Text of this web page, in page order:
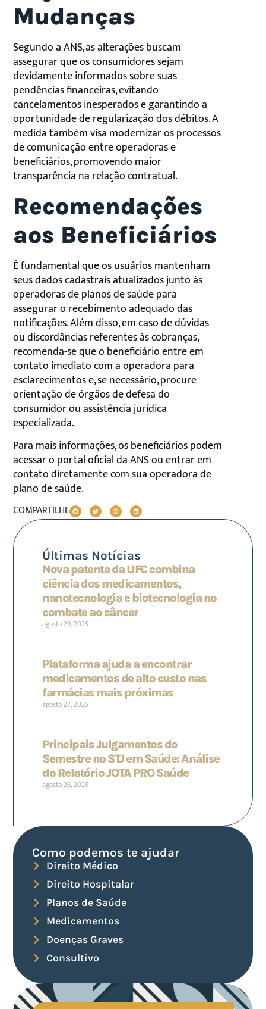
Mudanças
Segundo a ANS, as alterações buscam
assegurar que os consumidores sejam
devidamente informados sobre suas
pendências financeiras, evitando
cancelamentos inesperados e garantindo a
oportunidade de regularização dos débitos. A
medida também visa modernizar os processos
de comunicação entre operadoras e
beneficiários, promovendo maior
transparência na relação contratual.
Recomendações
aos Beneficiários
É fundamental que os usuários mantenham
seus dados cadastrais atualizados junto às
operadoras de planos de saúde para
assegurar o recebimento adequado das
notificações. Além disso, em caso de dúvidas
ou discordâncias referentes às cobranças,
recomenda-se que o beneficiário entre em
contato imediato com a operadora para
esclarecimentos e, se necessário, procure
orientação de órgãos de defesa do
consumidor ou assistência jurídica
especializada.
Para mais informações, os beneficiários podem
acessar o portal oficial da ANS ou entrar em
contato diretamente com sua operadora de
plano de saúde.
COMPARTILHE
Últimas Notícias
Nova patente da UFC combina
ciência dos medicamentos,
nanotecnologia e biotecnologia no
combate ao câncer
agosto 29, 2025
Plataforma ajuda a encontrar
medicamentos de alto custo nas
farmácias mais próximas
agosto 27, 2025
Principais Julgamentos do
Semestre no STJ em Saúde: Análise
do Relatório JOTA PRO Saúde
agosto 26, 2025
Como podemos te ajudar
Direito Médico
Direito Hospitalar
Planos de Saúde
Medicamentos
Doenças Graves
Consultivo